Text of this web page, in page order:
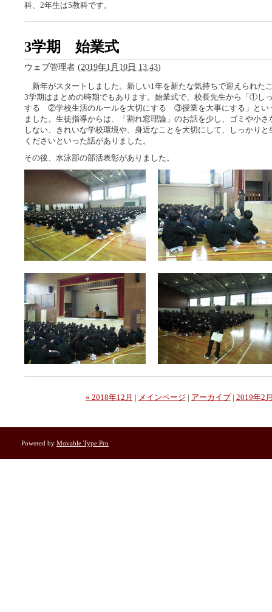
科、2年生は5教科です。
3学期 始業式
ウェブ管理者 (2019年1月10日 13:43)
新年がスタートしました。新しい1年を新たな気持ちで迎えられた
3学期はまとめの時期でもあります。始業式で、校長先生から「①し
する ②学校生活のルールを大切にする ③授業を大事にする」とい
ました。生徒指導からは、「割れ窓理論」のお話を少し、ゴミや小
しない、きれいな学校環境や、身近なことを大切にして、しっかり
くださいといった話がありました。
その後、水泳部の部活表彰がありました。
« 2018年12月 | メインページ | アーカイブ| 2019年2
Powered by Movable Type Pro